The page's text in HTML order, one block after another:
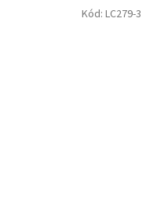
Kód: LC279-3